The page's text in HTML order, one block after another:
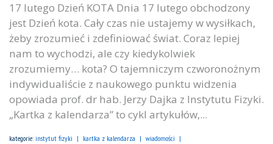
17 lutego Dzień KOTA Dnia 17 lutego obchodzony
jest Dzień kota. Cały czas nie ustajemy w wysiłkach,
żeby zrozumieć i zdefiniować świat. Coraz lepiej
nam to wychodzi, ale czy kiedykolwiek
zrozumiemy… kota? O tajemniczym czworonożnym
indywidualiście z naukowego punktu widzenia
opowiada prof. dr hab. Jerzy Dajka z Instytutu Fizyki.
„Kartka z kalendarza” to cykl artykułów,...
kategorie: instytut fizyki kartka z kalendarza
wiadomości